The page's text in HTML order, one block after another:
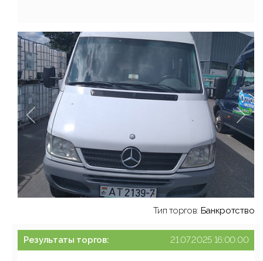
Тип торгов: Банкротство
Результаты торгов: 21.07.2025 16:00:00